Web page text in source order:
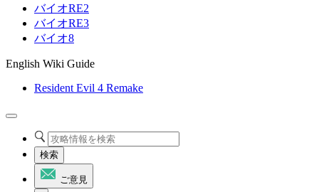
バイオRE2
バイオRE3
バイオ8
English Wiki Guide
Resident Evil 4 Remake
検索
ご意見